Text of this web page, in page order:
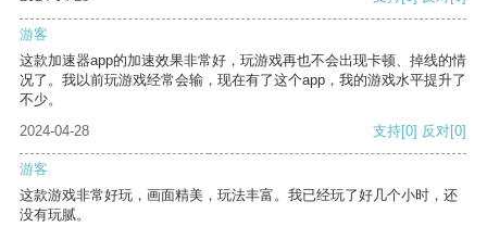
游客
这款加速器app的加速效果非常好，玩游戏再也不会出现卡顿、掉线的情
况了。我以前玩游戏经常会输，现在有了这个app，我的游戏水平提升了
不少。
2024-04-28
支持[0] 反对[0]
游客
这款游戏非常好玩，画面精美，玩法丰富。我已经玩了好几个小时，还
没有玩腻。